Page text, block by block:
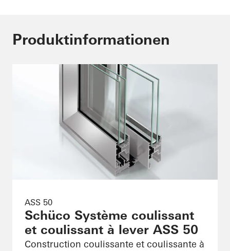
Produktinformationen
ASS 50
Schüco Système coulissant
et coulissant à lever ASS 50
Construction coulissante et coulissante à